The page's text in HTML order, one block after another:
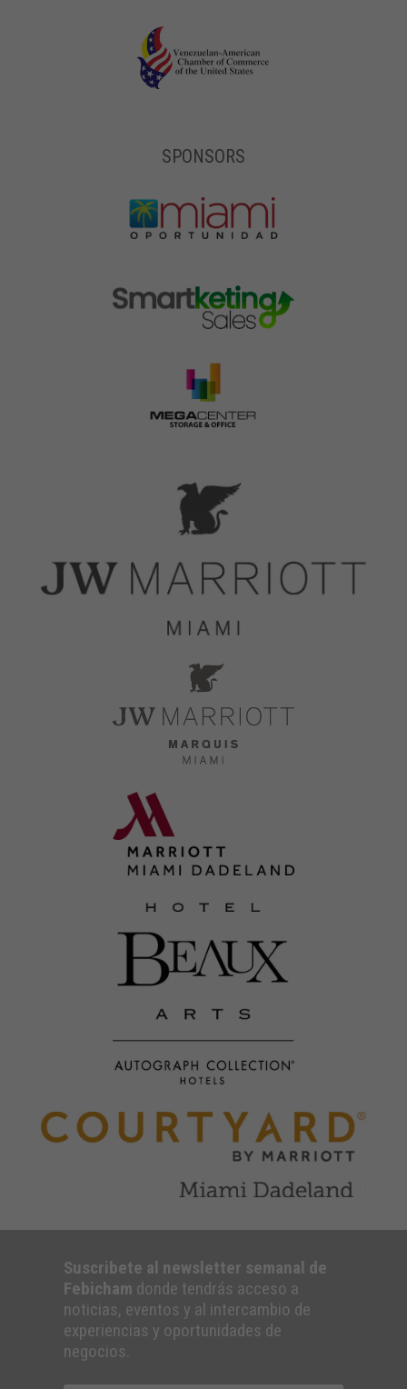
SPONSORS
Suscribete al newsletter semanal de
Febicham donde tendrás acceso a
noticias, eventos y al intercambio de
experiencias y oportunidades de
negocios.